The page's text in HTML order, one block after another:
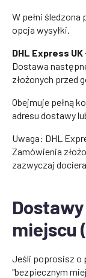
W pełni śledzona
opcja wysyłki.
DHL Express UK
Dostawa
złożonych przed
Obejmuje pełną
adresu dostawy
Uwaga: DHL
Zamówienia
zazwyczaj
miejscu
Jeśli poprosisz o
"bezpiecznym